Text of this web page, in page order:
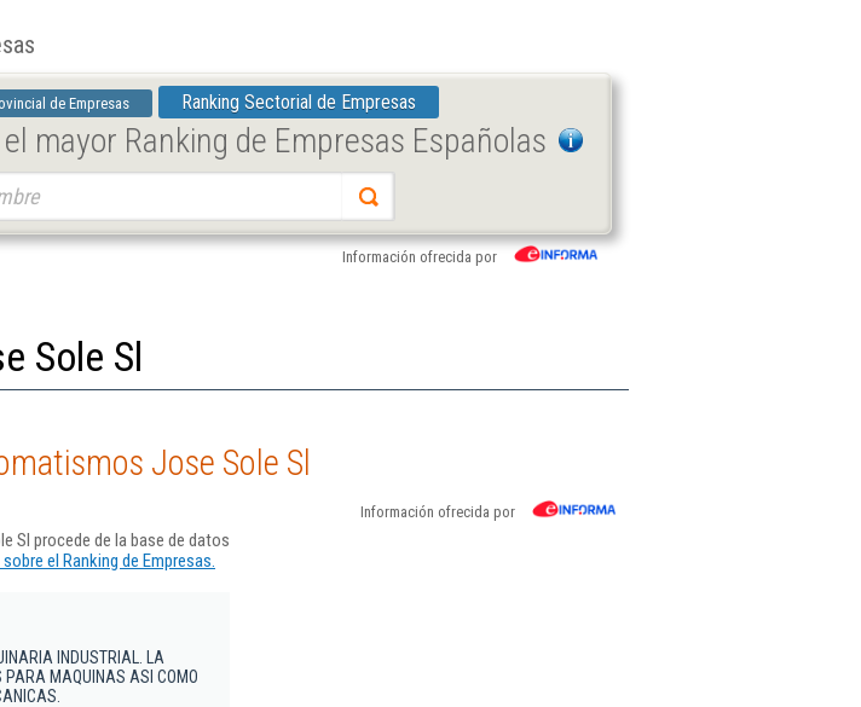
de Empresas Ranking Sectorial de Empresas
mayor Ranking de Empresas Españolas
Información ofrecida por
Sole Sl
Jose Sole Sl
Información ofrecida por
Sl procede de la base de datos
el Ranking de Empresas.
INDUSTRIAL. LA
PARA MAQUINAS ASI COMO